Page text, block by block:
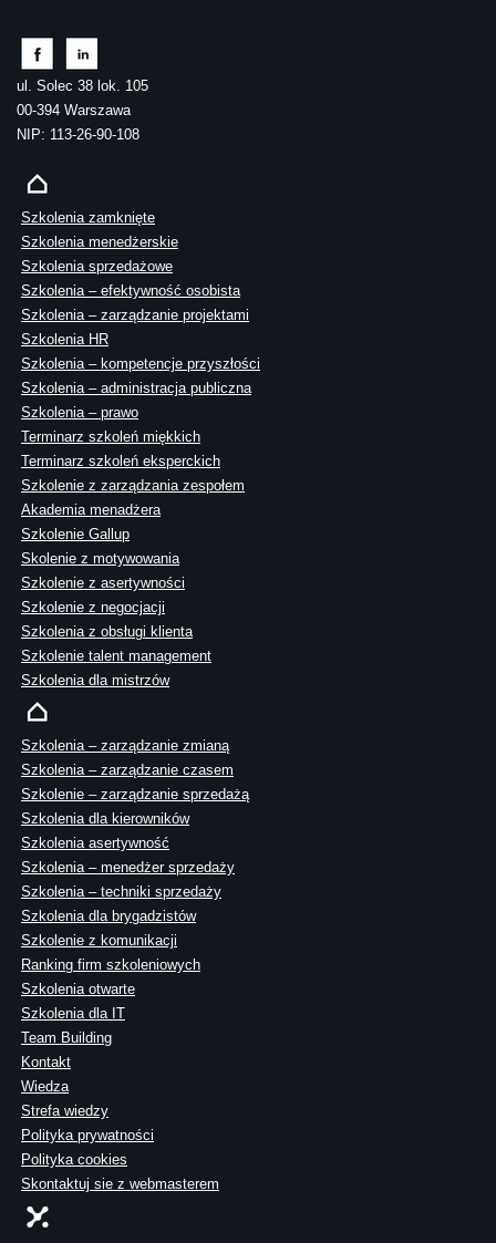
ul. Solec 38 lok. 105
00-394 Warszawa
NIP: 113-26-90-108
Szkolenia zamknięte
Szkolenia menedżerskie
Szkolenia sprzedażowe
Szkolenia – efektywność osobista
Szkolenia – zarządzanie projektami
Szkolenia HR
Szkolenia – kompetencje przyszłości
Szkolenia – administracja publiczna
Szkolenia – prawo
Terminarz szkoleń miękkich
Terminarz szkoleń eksperckich
Szkolenie z zarządzania zespołem
Akademia menadżera
Szkolenie Gallup
Skolenie z motywowania
Szkolenie z asertywności
Szkolenie z negocjacji
Szkolenia z obsługi klienta
Szkolenie talent management
Szkolenia dla mistrzów
Szkolenia – zarządzanie zmianą
Szkolenia – zarządzanie czasem
Szkolenie – zarządzanie sprzedażą
Szkolenia dla kierowników
Szkolenia asertywność
Szkolenia – menedżer sprzedaży
Szkolenia – techniki sprzedaży
Szkolenia dla brygadzistów
Szkolenie z komunikacji
Ranking firm szkoleniowych
Szkolenia otwarte
Szkolenia dla IT
Team Building
Kontakt
Wiedza
Strefa wiedzy
Polityka prywatności
Polityka cookies
Skontaktuj sie z webmasterem